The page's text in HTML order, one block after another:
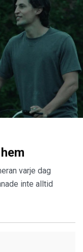
varje dag
inte alltid